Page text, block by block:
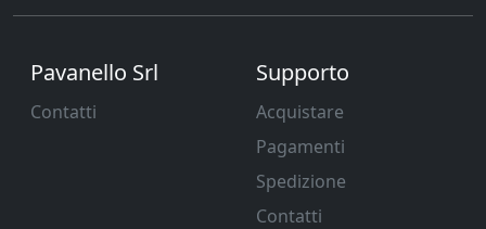
Pavanello Srl
Contatti
Supporto
Acquistare
Pagamenti
Spedizione
Contatti